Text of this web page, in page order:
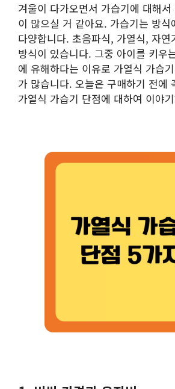
겨울이 다가오면서 가습기에 대해
이 많으실 거 같아요. 가습기는 방식
다양합니다. 초음파식, 가열식, 자연
방식이 있습니다. 그중 아이를 키우
에 유해하다는 이유로 가열식 가습
가 많습니다. 오늘은 구매하기 전에
가열식 가습기 단점에 대하여 이야